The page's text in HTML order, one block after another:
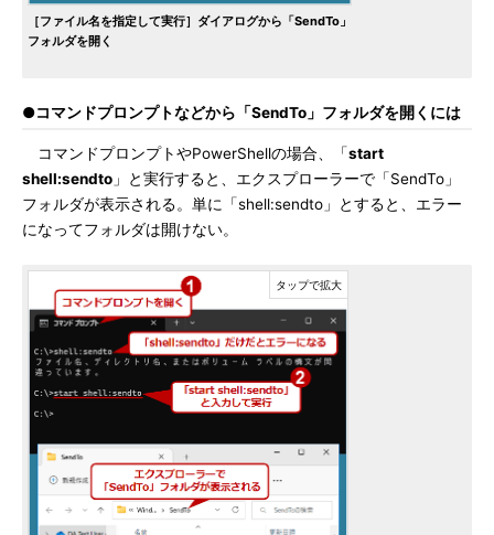
［ファイル名を指定して実行］ダイアログから「SendTo」
フォルダを開く
●コマンドプロンプトなどから「SendTo」フォルダを開くには
コマンドプロンプトやPowerShellの場合、「start
shell:sendto 」と実行すると、エクスプローラーで「SendTo」
フォルダが表示される。単に「shell:sendto」とすると、エラー
になってフォルダは開けない。